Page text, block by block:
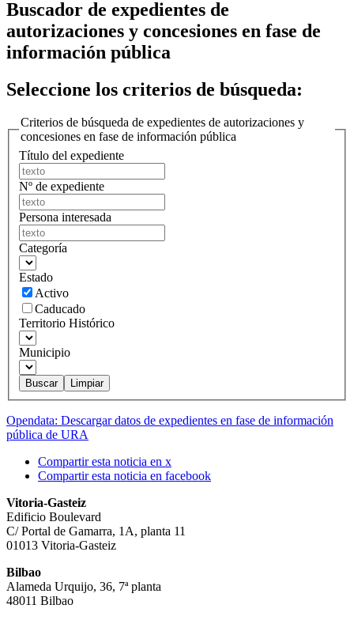
Buscador de expedientes de
autorizaciones y concesiones en fase de
información pública
Seleccione los criterios de búsqueda:
Criterios de búsqueda de expedientes de autorizaciones y
concesiones en fase de información pública
Título del expediente
Nº de expediente
Persona interesada
Categoría
Estado
Activo
Caducado
Territorio Histórico
Municipio
Opendata: Descargar datos de expedientes en fase de información
pública de URA
Compartir esta noticia en x
Compartir esta noticia en facebook
Vitoria-Gasteiz
Edificio Boulevard
C/ Portal de Gamarra, 1A, planta 11
01013 Vitoria-Gasteiz
Bilbao
Alameda Urquijo, 36, 7ª planta
48011 Bilbao